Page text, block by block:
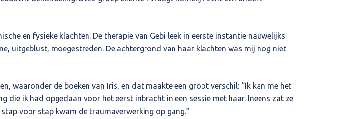
en fysieke klachten. De therapie van Gebi leek in eerste instantie nauwelijks
uitgeblust, moegestreden. De achtergrond van haar klachten was mij nog niet
waaronder de boeken van Iris, en dat maakte een groot verschil: “Ik kan me het
ik had opgedaan voor het eerst inbracht in een sessie met haar. Ineens zat ze
voor stap kwam de traumaverwerking op gang.”